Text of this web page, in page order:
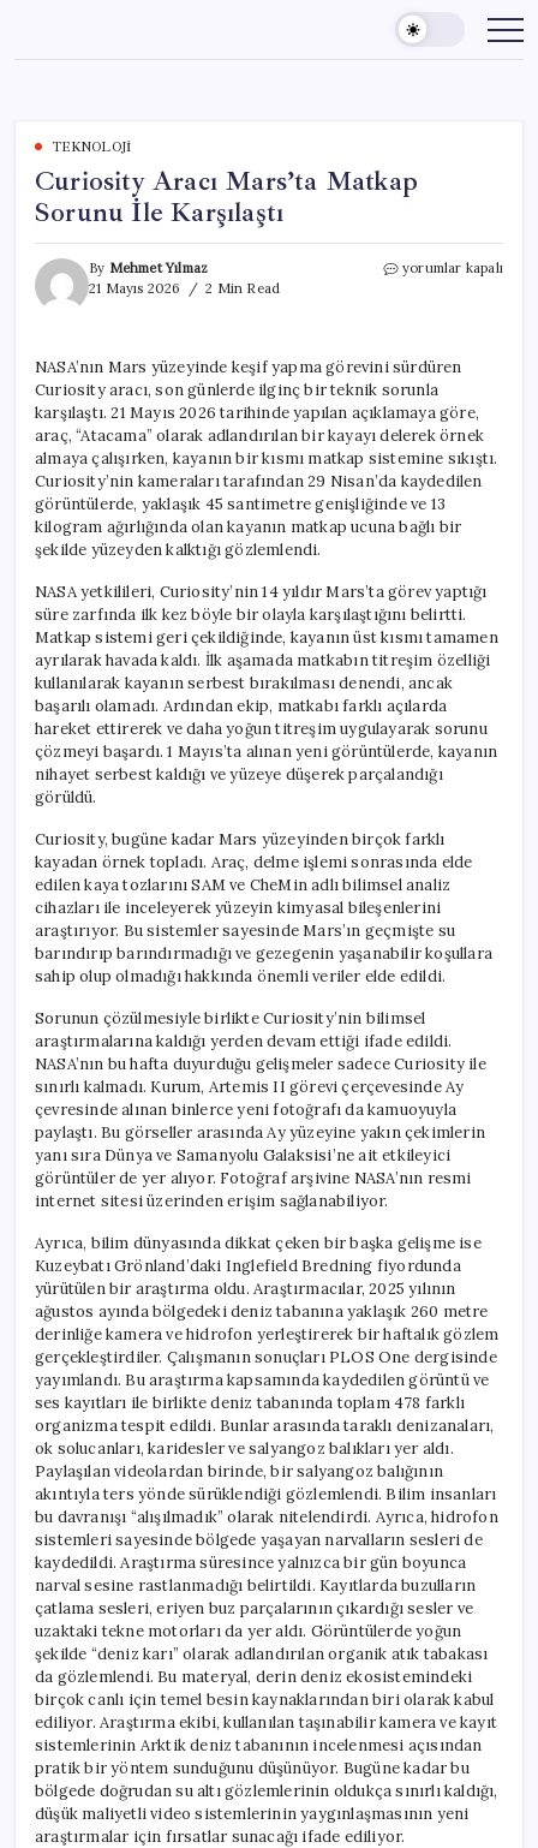
content
TEKNOLOJI
Curiosity Aracı Mars’ta Matkap
Sorunu İle Karşılaştı
By Mehmet Yılmaz
21 Mayıs 2026
2 Min Read
Curiosity
İle
Karşılaştı
için
yorumlar kapalı
NASA’nın Mars yüzeyinde keşif yapma görevini sürdüren
Curiosity aracı, son günlerde ilginç bir teknik sorunla
karşılaştı. 21 Mayıs 2026 tarihinde yapılan açıklamaya göre,
araç, “Atacama” olarak adlandırılan bir kayayı delerek örnek
almaya çalışırken, kayanın bir kısmı matkap sistemine sıkıştı.
Curiosity’nin kameraları tarafından 29 Nisan’da kaydedilen
görüntülerde, yaklaşık 45 santimetre genişliğinde ve 13
kilogram ağırlığında olan kayanın matkap ucuna bağlı bir
şekilde yüzeyden kalktığı gözlemlendi.
NASA yetkilileri, Curiosity’nin 14 yıldır Mars’ta görev yaptığı
süre zarfında ilk kez böyle bir olayla karşılaştığını belirtti.
Matkap sistemi geri çekildiğinde, kayanın üst kısmı tamamen
ayrılarak havada kaldı. İlk aşamada matkabın titreşim özelliği
kullanılarak kayanın serbest bırakılması denendi, ancak
başarılı olamadı. Ardından ekip, matkabı farklı açılarda
hareket ettirerek ve daha yoğun titreşim uygulayarak sorunu
çözmeyi başardı. 1 Mayıs’ta alınan yeni görüntülerde, kayanın
nihayet serbest kaldığı ve yüzeye düşerek parçalandığı
görüldü.
Curiosity, bugüne kadar Mars yüzeyinden birçok farklı
kayadan örnek topladı. Araç, delme işlemi sonrasında elde
edilen kaya tozlarını SAM ve CheMin adlı bilimsel analiz
cihazları ile inceleyerek yüzeyin kimyasal bileşenlerini
araştırıyor. Bu sistemler sayesinde Mars’ın geçmişte su
barındırıp barındırmadığı ve gezegenin yaşanabilir koşullara
sahip olup olmadığı hakkında önemli veriler elde edildi.
Sorunun çözülmesiyle birlikte Curiosity’nin bilimsel
araştırmalarına kaldığı yerden devam ettiği ifade edildi.
NASA’nın bu hafta duyurduğu gelişmeler sadece Curiosity ile
sınırlı kalmadı. Kurum, Artemis II görevi çerçevesinde Ay
çevresinde alınan binlerce yeni fotoğrafı da kamuoyuyla
paylaştı. Bu görseller arasında Ay yüzeyine yakın çekimlerin
yanı sıra Dünya ve Samanyolu Galaksisi’ne ait etkileyici
görüntüler de yer alıyor. Fotoğraf arşivine NASA’nın resmi
internet sitesi üzerinden erişim sağlanabiliyor.
Ayrıca, bilim dünyasında dikkat çeken bir başka gelişme ise
Kuzeybatı Grönland’daki Inglefield Bredning fiyordunda
yürütülen bir araştırma oldu. Araştırmacılar, 2025 yılının
ağustos ayında bölgedeki deniz tabanına yaklaşık 260 metre
derinliğe kamera ve hidrofon yerleştirerek bir haftalık gözlem
gerçekleştirdiler. Çalışmanın sonuçları PLOS One dergisinde
yayımlandı. Bu araştırma kapsamında kaydedilen görüntü ve
ses kayıtları ile birlikte deniz tabanında toplam 478 farklı
organizma tespit edildi. Bunlar arasında taraklı denizanaları,
ok solucanları, karidesler ve salyangoz balıkları yer aldı.
Paylaşılan videolardan birinde, bir salyangoz balığının
akıntıyla ters yönde sürüklendiği gözlemlendi. Bilim insanları
bu davranışı “alışılmadık” olarak nitelendirdi. Ayrıca, hidrofon
sistemleri sayesinde bölgede yaşayan narvalların sesleri de
kaydedildi. Araştırma süresince yalnızca bir gün boyunca
narval sesine rastlanmadığı belirtildi. Kayıtlarda buzulların
çatlama sesleri, eriyen buz parçalarının çıkardığı sesler ve
uzaktaki tekne motorları da yer aldı. Görüntülerde yoğun
şekilde “deniz karı” olarak adlandırılan organik atık tabakası
da gözlemlendi. Bu materyal, derin deniz ekosistemindeki
birçok canlı için temel besin kaynaklarından biri olarak kabul
ediliyor. Araştırma ekibi, kullanılan taşınabilir kamera ve kayıt
sistemlerinin Arktik deniz tabanının incelenmesi açısından
pratik bir yöntem sunduğunu düşünüyor. Bugüne kadar bu
bölgede doğrudan su altı gözlemlerinin oldukça sınırlı kaldığı,
düşük maliyetli video sistemlerinin yaygınlaşmasının yeni
araştırmalar için fırsatlar sunacağı ifade ediliyor.